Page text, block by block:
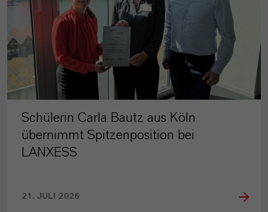
Schülerin Carla Bautz aus Köln
übernimmt Spitzenposition bei
LANXESS
21. JULI 2026